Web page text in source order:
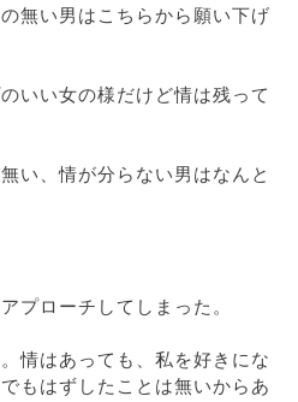
無い男はこちらから願い下げ
いい女の様だけど情は残って
い、情が分らない男はなんと
プローチしてしまった。
情はあっても、私を好きにな
もはずしたことは無いからあ